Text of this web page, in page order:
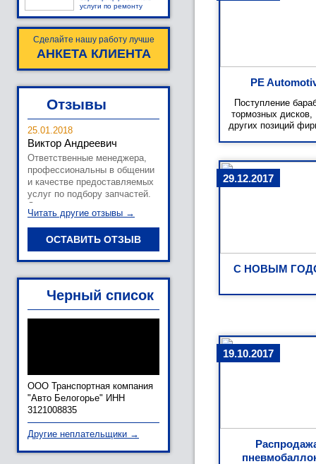
услуги по ремонту
Сделайте нашу работу лучше
АНКЕТА КЛИЕНТА
Отзывы
25.01.2018
Виктор Андреевич
Ответственные менеджера,
профессиональны в общении
и качестве предоставляемых
услуг по подбору запчастей.
Остались положительные
впечатления от
сотрудничества с магазином!
Читать другие отзывы →
ОСТАВИТЬ ОТЗЫВ
Черный список
ООО Транспортная компания
"Авто Белогорье" ИНН
3121008835
Другие неплательщики →
PE
Поступление
тормозных
других позиций
29.12.2017
С НОВЫМ
19.10.2017